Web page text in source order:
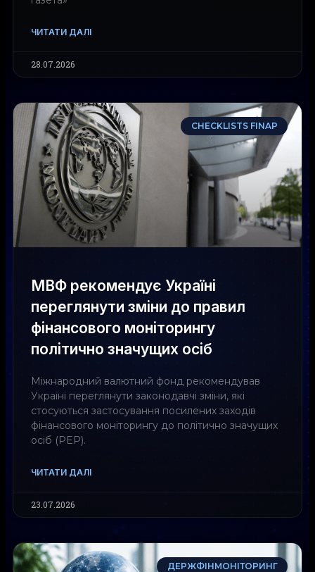
ЧИТАТИ ДАЛІ
28.07.2026
CHECKLISTS FINAP
МВФ рекомендує Україні
переглянути зміни до правил
фінансового моніторингу
політично значущих осіб
Міжнародний валютний фонд рекомендував
Україні переглянути законодавчі зміни, які
стосуються застосування посилених заходів
фінансового моніторингу до політично значущих
осіб (PEP).
ЧИТАТИ ДАЛІ
23.07.2026
ДЕРЖФІНМОНІТОРИНГ